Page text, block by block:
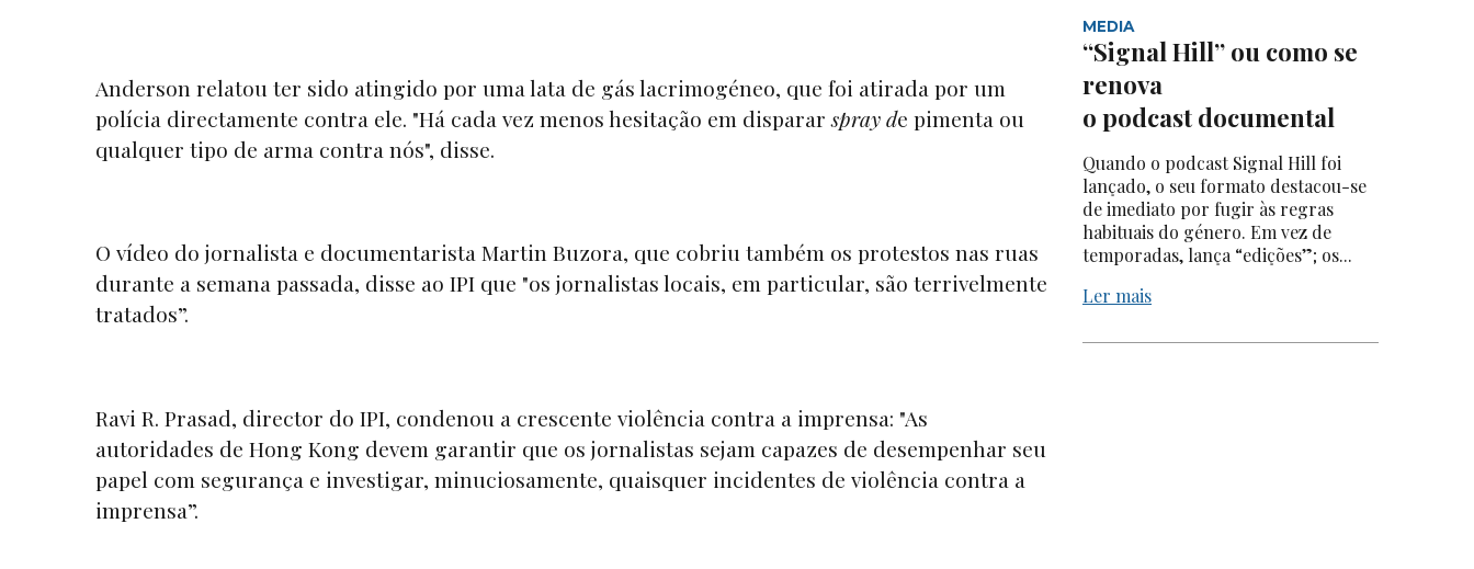
Anderson relatou ter sido atingido por uma lata de gás lacrimogéneo, que foi atirada por um
polícia directamente contra ele. "Há cada vez menos hesitação em dispararspray de pimenta ou
qualquer tipo de arma contra nós", disse.
O vídeo do jornalista e documentarista Martin Buzora, que cobriu também os protestos nas ruas
durante a semana passada, disse ao IPI que "os jornalistas locais, em particular, são terrivelmente
tratados”.
Ravi R. Prasad, director do IPI, condenou a crescente violência contra a imprensa: "As
autoridades de Hong Kong devem garantir que os jornalistas sejam capazes de desempenhar seu
papel com segurança e investigar, minuciosamente, quaisquer incidentes de violência contra a
imprensa”.
MEDIA
“Signal Hill” ou como se
renova
o podcast documental
Quando o podcast Signal Hill foi
lançado, o seu formato destacou-se
de imediato por fugir às regras
habituais do género. Em vez de
temporadas, lança “edições”; os...
Ler mais